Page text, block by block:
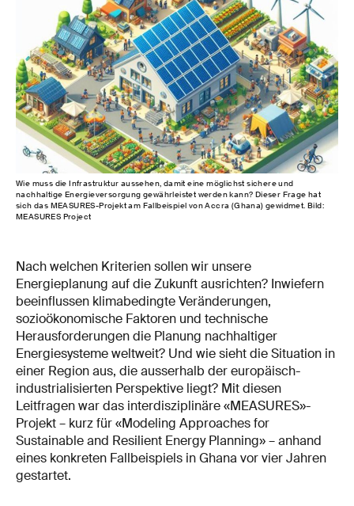
Wie muss die Infrastruktur aussehen, damit eine möglichst sichere und
nachhaltige Energieversorgung gewährleistet werden kann? Dieser Frage hat
sich das MEASURES-Projekt am Fallbeispiel von Accra (Ghana) gewidmet. Bild:
MEASURES Project
Nach welchen Kriterien sollen wir unsere
Energieplanung auf die Zukunft ausrichten? Inwiefern
beeinflussen klimabedingte Veränderungen,
sozioökonomische Faktoren und technische
Herausforderungen die Planung nachhaltiger
Energiesysteme weltweit? Und wie sieht die Situation in
einer Region aus, die ausserhalb der europäisch-
industrialisierten Perspektive liegt? Mit diesen
Leitfragen war das interdisziplinäre «MEASURES»-
Projekt – kurz für «Modeling Approaches for
Sustainable and Resilient Energy Planning» – anhand
eines konkreten Fallbeispiels in Ghana vor vier Jahren
gestartet.